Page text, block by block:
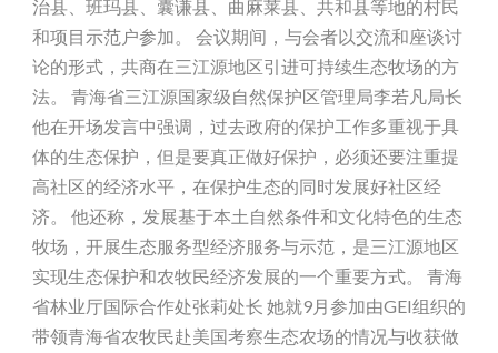
治县、班玛县、囊谦县、曲麻莱县、共和县等地的村民
和项目示范户参加。 会议期间，与会者以交流和座谈讨
论的形式，共商在三江源地区引进可持续生态牧场的方
法。 青海省三江源国家级自然保护区管理局李若凡局长
他在开场发言中强调，过去政府的保护工作多重视于具
体的生态保护，但是要真正做好保护，必须还要注重提
高社区的经济水平，在保护生态的同时发展好社区经
济。 他还称，发展基于本土自然条件和文化特色的生态
牧场，开展生态服务型经济服务与示范，是三江源地区
实现生态保护和农牧民经济发展的一个重要方式。 青海
省林业厅国际合作处张莉处长 她就9月参加由GEI组织的
带领青海省农牧民赴美国考察生态农场的情况与收获做